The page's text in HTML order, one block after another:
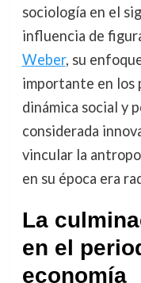
sociología en el
influencia de
Weber, su
importante en los
dinámica social y
considerada
vincular la
en su época era
La
en el
economía